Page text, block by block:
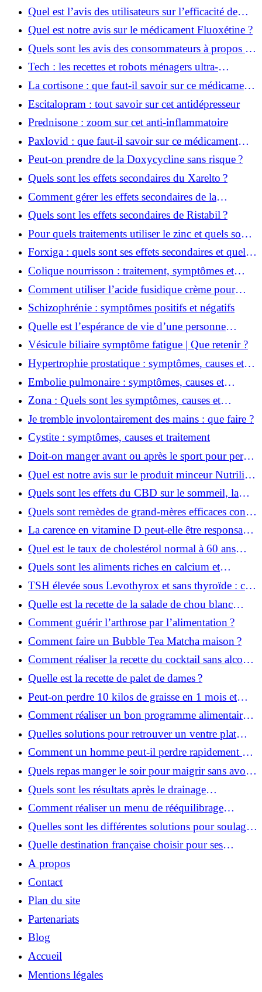
Quel est l’avis des utilisateurs sur l’efficacité de
Lasilix ?
Quel est notre avis sur le médicament Fluoxétine ?
Quels sont les avis des consommateurs à propos de
la desloratadine ?
Tech : les recettes et robots ménagers ultra-
connectés
La cortisone : que faut-il savoir sur ce médicament
anti-inflammatoire ?
Escitalopram : tout savoir sur cet antidépresseur
Prednisone : zoom sur cet anti-inflammatoire
Paxlovid : que faut-il savoir sur ce médicament
contre la Covid-19 ?
Peut-on prendre de la Doxycycline sans risque ?
Quels sont les effets secondaires du Xarelto ?
Comment gérer les effets secondaires de la
rispéridone ?
Quels sont les effets secondaires de Ristabil ?
Pour quels traitements utiliser le zinc et quels sont
ses effets secondaires ?
Forxiga : quels sont ses effets secondaires et quelle
est son utilisation ?
Colique nourrisson : traitement, symptômes et
causes
Comment utiliser l’acide fusidique crème pour
soigner un bouton de fièvre ?
Schizophrénie : symptômes positifs et négatifs
Quelle est l’espérance de vie d’une personne
souffrant de spondylarthrite ankylosante ?
Vésicule biliaire symptôme fatigue | Que retenir ?
Hypertrophie prostatique : symptômes, causes et
traitement
Embolie pulmonaire : symptômes, causes et
traitement
Zona : Quels sont les symptômes, causes et
traitements ?
Je tremble involontairement des mains : que faire ?
Cystite : symptômes, causes et traitement
Doit-on manger avant ou après le sport pour perdre
du poids ?
Quel est notre avis sur le produit minceur Nutrilim
24 de Biovancia ?
Quels sont les effets du CBD sur le sommeil, la
douleur et le stress ?
Quels sont remèdes de grand-mères efficaces contre
les calculs rénaux ?
La carence en vitamine D peut-elle être responsable
de la prise de poids ?
Quel est le taux de cholestérol normal à 60 ans
pour un homme ou une femme ?
Quels sont les aliments riches en calcium et
vitamine D ?
TSH élevée sous Levothyrox et sans thyroïde : ce
qu’il faut savoir ?
Quelle est la recette de la salade de chou blanc
japonaise ?
Comment guérir l’arthrose par l’alimentation ?
Comment faire un Bubble Tea Matcha maison ?
Comment réaliser la recette du cocktail sans alcool
Mocktail ?
Quelle est la recette de palet de dames ?
Peut-on perdre 10 kilos de graisse en 1 mois et
demi ?
Comment réaliser un bon programme alimentaire
pour perdre du poids avec le sport ?
Quelles solutions pour retrouver un ventre plat
après la grossesse ?
Comment un homme peut-il perdre rapidement du
ventre sans faire du sport ?
Quels repas manger le soir pour maigrir sans avoir
la sensation de faim ?
Quels sont les résultats après le drainage
lymphatique de la jambe ?
Comment réaliser un menu de rééquilibrage
alimentaire pour maigrir efficacement ?
Quelles sont les différentes solutions pour soulager
efficacement un mal de dents en pleine nuit ?
Quelle destination française choisir pour ses
vacances avec un petit budget ?
A propos
Contact
Plan du site
Partenariats
Blog
Accueil
Mentions légales